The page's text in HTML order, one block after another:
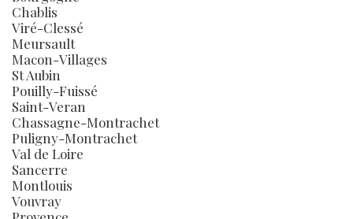
Chablis
Viré-Clessé
Meursault
Macon-Villages
St Aubin
Pouilly-Fuissé
Saint-Veran
Chassagne-Montrachet
Puligny-Montrachet
Val de Loire
Sancerre
Montlouis
Vouvray